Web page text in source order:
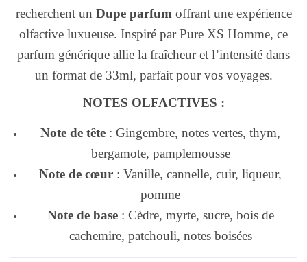
recherchent un Dupe parfum offrant une expérience
olfactive luxueuse. Inspiré par Pure XS Homme, ce
parfum générique allie la fraîcheur et l’intensité dans
un format de 33ml, parfait pour vos voyages.
NOTES OLFACTIVES :
Note de tête : Gingembre, notes vertes, thym,
bergamote, pamplemousse
Note de cœur : Vanille, cannelle, cuir, liqueur,
pomme
Note de base: Cèdre, myrte, sucre, bois de
cachemire, patchouli, notes boisées